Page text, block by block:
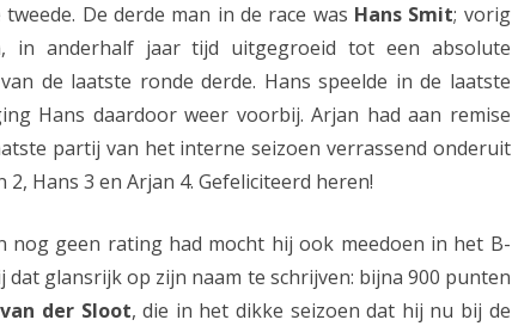
r
o
v
t
c
De derde man in de race was Hans Smit; vorig
in anderhalf jaar tijd uitgegroeid tot een absolute
de laatste ronde derde. Hans speelde in de laatste
Hans daardoor weer voorbij. Arjan had aan remise
partij van het interne seizoen verrassend onderuit
Hans 3 en Arjan 4. Gefeliciteerd heren!
nog geen rating had mocht hij ook meedoen in het B-
glansrijk op zijn naam te schrijven: bijna 900 punten
der Sloot, die in het dikke seizoen dat hij nu bij de